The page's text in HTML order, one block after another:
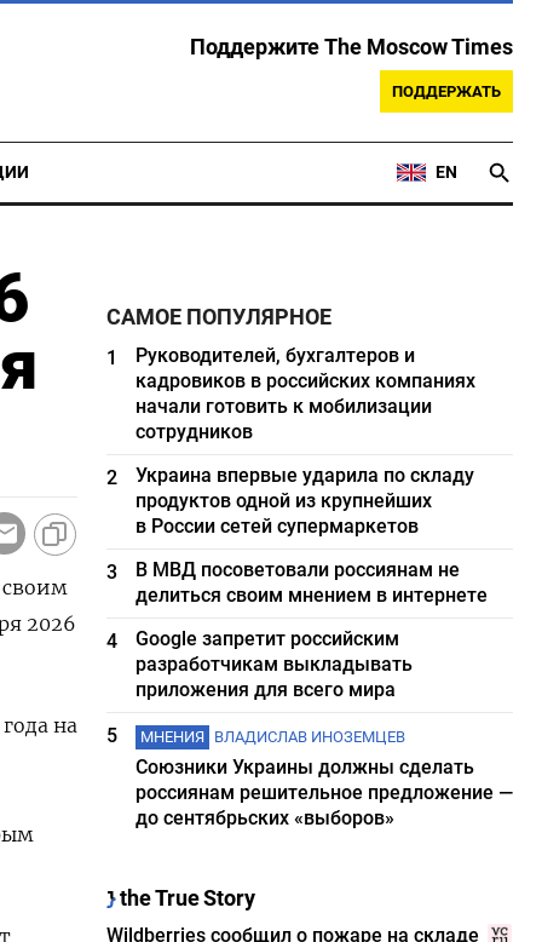
Поддержите The Moscow Times
ПОДДЕРЖАТЬ
EN
2026
на
САМОЕ ПОПУЛЯРНОЕ
1
Руководителей, бухгалтеров и
кадровиков в российских компаниях
начали готовить к мобилизации
сотрудников
2
Украина впервые ударила по складу
продуктов одной из крупнейших
в России сетей супермаркетов
3
В МВД посоветовали россиянам не
делиться своим мнением в интернете
4
Google запретит российским
разработчикам выкладывать
приложения для всего мира
5
МНЕНИЯ ВЛАДИСЛАВ ИНОЗЕМЦЕВ
Союзники Украины должны сделать
россиянам решительное предложение —
до сентябрьских «выборов»